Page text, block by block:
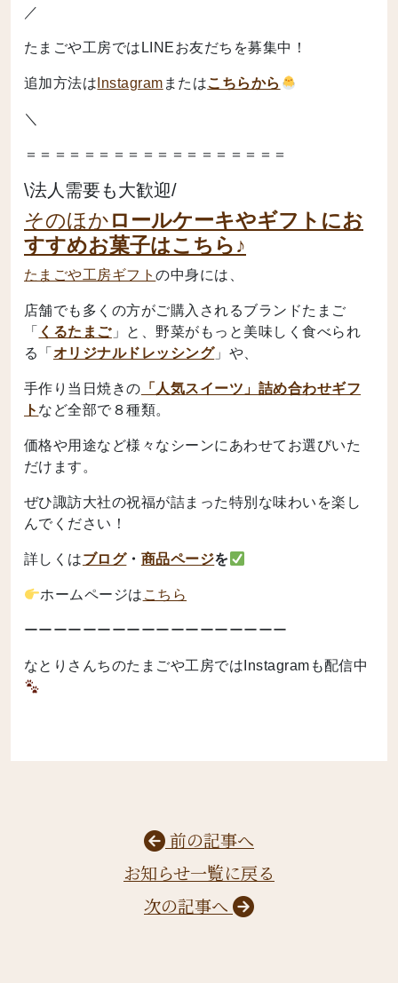
／
たまごや工房ではLINEお友だちを募集中！
追加方法は Instagram またはこちらから
＼
＝＝＝＝＝＝＝＝＝＝＝＝＝＝＝＝＝＝
\法人需要も大歓迎/
そのほかロールケーキやギフトにお
すすめお菓子はこちら♪
たまごや工房ギフトの中身には、
店舗でも多くの方がご購入されるブランドたまご
「 くるたまご」と、野菜がもっと美味しく食べられ
る「 オリジナルドレッシング」や、
手作り当日焼きの 「人気スイーツ」詰め合わせギフ
ト など全部で８種類。
価格や用途など様々なシーンにあわせてお選びいた
だけます。
ぜひ諏訪大社の祝福が詰まった特別な味わいを楽し
んでください！
詳しくはブログ・ 商品ページを
ホームページは こちら
ーーーーーーーーーーーーーーーーーー
なとりさんちのたまごや工房ではInstagramも配信中
前の記事へ
お知らせ一覧に戻る
次の記事へ